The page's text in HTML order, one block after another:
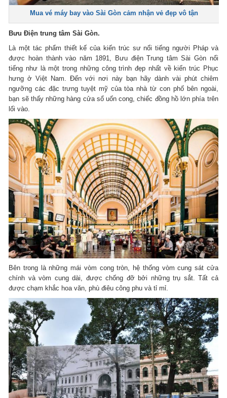
Mua vé máy bay vào Sài Gòn cảm nhận vẻ đẹp vô tận
Bưu Điện trung tâm Sài Gòn.
Là một tác phẩm thiết kế của kiến trúc sư nổi tiếng người Pháp và
được hoàn thành vào năm 1891, Bưu điện Trung tâm Sài Gòn nổi
tiếng như là một trong những công trình đẹp nhất về kiến trúc Phục
hưng ở Việt Nam. Đến với nơi này bạn hãy dành vài phút chiêm
ngưỡng các đặc trưng tuyệt mỹ của tòa nhà từ con phố bên ngoài,
bạn sẽ thấy những hàng cửa sổ uốn cong, chiếc đồng hồ lớn phía trên
lối vào.
Bên trong là những mái vòm cong tròn, hệ thống vòm cung sát cửa
chính và vòm cung dài, được chống đỡ bởi những trụ sắt. Tất cả
được chạm khắc hoa văn, phù điêu công phu và tỉ mỉ.